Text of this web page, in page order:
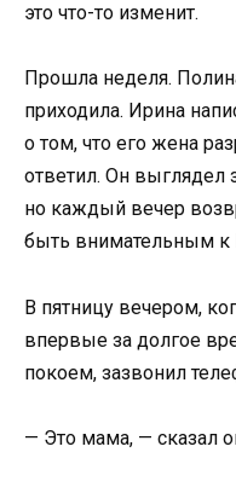
это что-то изменит.
Прошла неделя.
приходила. Ирина
о том, что его жена
ответил. Он
но каждый вечер
быть внимательным к
В пятницу вечером,
впервые за долгое
покоем, зазвонил
— Это мама, — сказал